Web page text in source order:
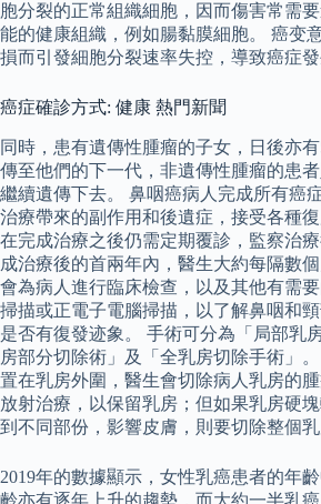
胞分裂的正常組織細胞，因而傷害常需
能的健康組織，例如腸黏膜細胞。 癌变
損而引發細胞分裂速率失控，導致癌症發
癌症確診方式: 健康 熱門新聞
同時，患有遺傳性腫瘤的子女，日後亦
傳至他們的下一代，非遺傳性腫瘤的患
繼續遺傳下去。 鼻咽癌病人完成所有癌
治療帶來的副作用和後遺症，接受各種
在完成治療之後仍需定期覆診，監察治
成治療後的首兩年內，醫生大約每隔數
會為病人進行臨床檢查，以及其他有需
掃描或正電子電腦掃描，以了解鼻咽和
是否有復發迹象。 手術可分為「局部乳
房部分切除術」及「全乳房切除手術」
置在乳房外圍，醫生會切除病人乳房的
放射治療，以保留乳房；但如果乳房硬
到不同部份，影響皮膚，則要切除整個乳
2019年的數據顯示，女性乳癌患者的年